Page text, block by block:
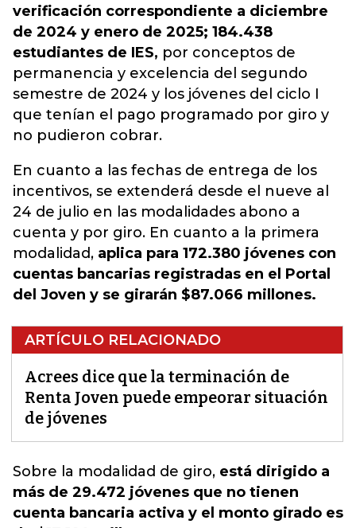
verificación correspondiente a diciembre
de 2024 y enero de 2025; 184.438
estudiantes de IES, por conceptos de
permanencia y excelencia del segundo
semestre de 2024 y los jóvenes del ciclo I
que tenían el pago programado por giro y
no pudieron cobrar.
En cuanto a las fechas de entrega de los
incentivos, se extenderá desde el nueve al
24 de julio en las modalidades abono a
cuenta y por giro. En cuanto a la primera
modalidad, aplica para 172.380 jóvenes con
cuentas bancarias registradas en el Portal
del Joven y se girarán $87.066 millones.
ARTÍCULO RELACIONADO
Acrees dice que la terminación de
Renta Joven puede empeorar situación
de jóvenes
Sobre la modalidad de giro, está dirigido a
más de 29.472 jóvenes que no tienen
cuenta bancaria activa y el monto girado es